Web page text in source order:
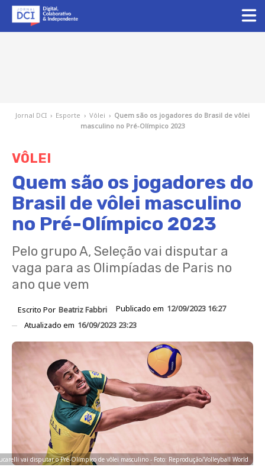
Jornal DCI › Esporte › Vôlei › Quem são os jogadores do Brasil de vôlei
masculino no Pré-Olímpico 2023
VÔLEI
Quem são os jogadores do
Brasil de vôlei masculino
no Pré-Olímpico 2023
Pelo grupo A, Seleção vai disputar a
vaga para as Olimpíadas de Paris no
ano que vem
Escrito Por Beatriz Fabbri Publicado em 12/09/2023 16:27
Atualizado em 16/09/2023 23:23
vai disputar o Pré-Olímpico de vôlei masculino - Foto: Reprodução/Volleyball World